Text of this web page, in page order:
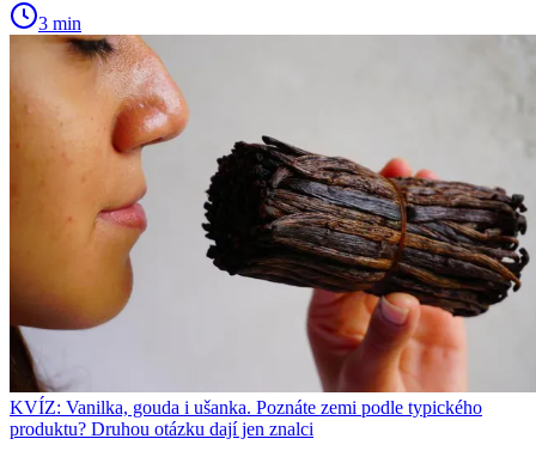
3 min
KVÍZ: Vanilka, gouda i ušanka. Poznáte zemi podle typického
produktu? Druhou otázku dají jen znalci